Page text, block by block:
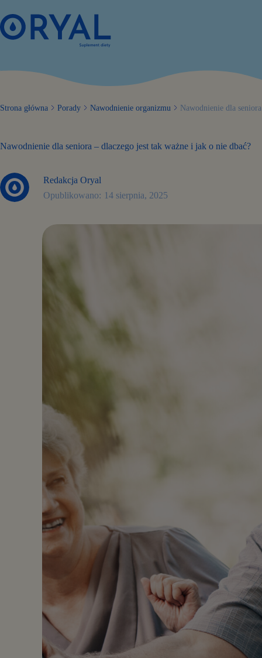
do
treści
Strona główna Porady Nawodnienie organizmu Nawodnienie dla
Nawodnienie dla seniora – dlaczego jest tak ważne i jak o nie dbać?
Redakcja Oryal
14 sierpnia, 2025